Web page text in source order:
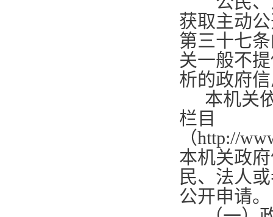
获取主动
第三十七
关一般不
析的政府
本机关
栏目
（http://
本机关政
民、法人
公开申请。